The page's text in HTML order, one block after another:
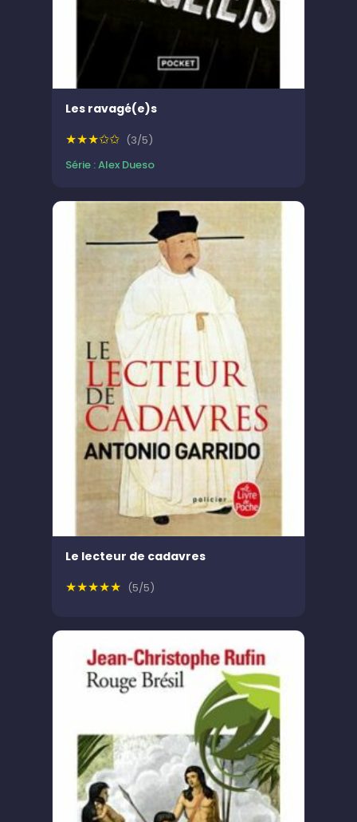
Les ravagé(e)s
★★★✩✩ (3/5)
Série : Alex Dueso
Le lecteur de cadavres
★★★★★ (5/5)